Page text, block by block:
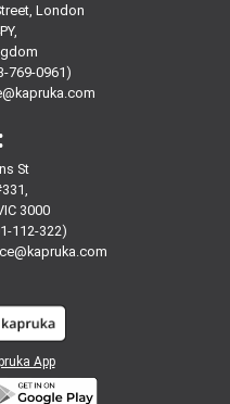
London
769-0961)
St
3000
112-322)
App